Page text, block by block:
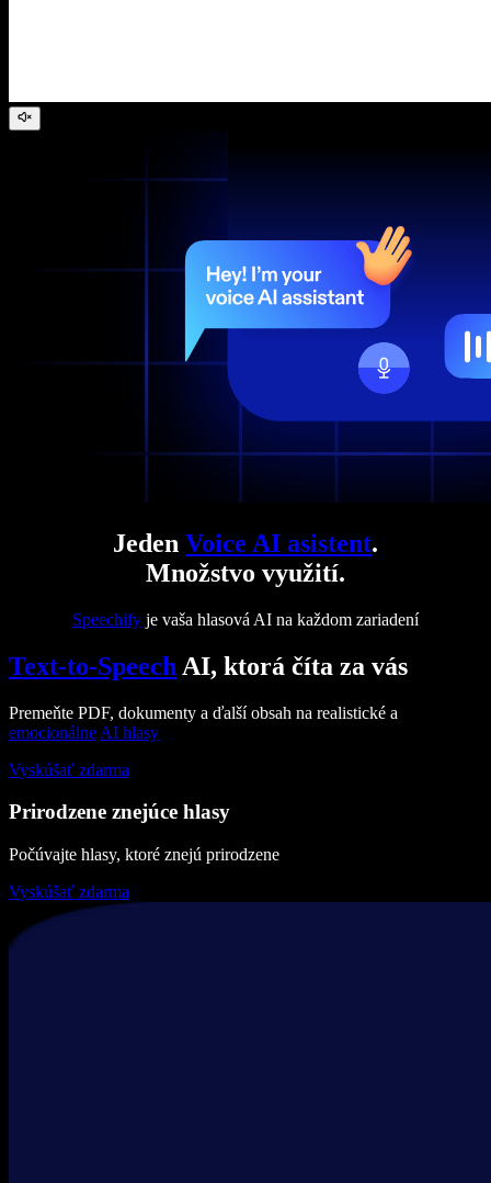
Jeden Voice AI asistent.
Množstvo využití.
Speechify je vaša hlasová AI na každom zariadení
Text-to-Speech AI, ktorá číta za vás
Premeňte PDF, dokumenty a ďalší obsah na realistické a
emocionálne AI hlasy
Vyskúšať zdarma
Prirodzene znejúce hlasy
Počúvajte hlasy, ktoré znejú prirodzene
Vyskúšať zdarma